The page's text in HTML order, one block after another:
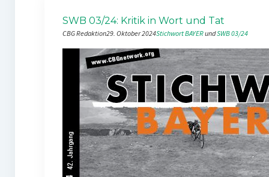
SWB 03/24: Kritik in Wort und Tat
CBG Redaktion29. Oktober 2024Stichwort BAYER und SWB 03/24